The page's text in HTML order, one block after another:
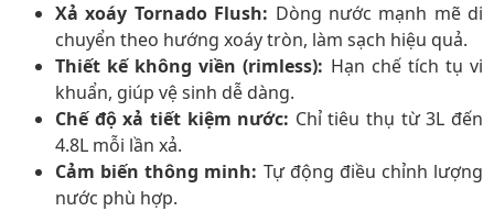
Xả xoáy Tornado Flush: Dòng nước mạnh mẽ di
chuyển theo hướng xoáy tròn, làm sạch hiệu quả.
Thiết kế không viền (rimless): Hạn chế tích tụ vi
khuẩn, giúp vệ sinh dễ dàng.
Chế độ xả tiết kiệm nước: Chỉ tiêu thụ từ 3L đến
4.8L mỗi lần xả.
Cảm biến thông minh: Tự động điều chỉnh lượng
nước phù hợp.